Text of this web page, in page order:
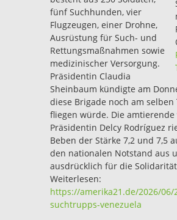
fünf Suchhunden, vier
Flugzeugen, einer Drohne,
Ausrüstung für Such- und
Rettungsmaßnahmen sowie
medizinischer Versorgung.
Präsidentin Claudia
Sheinbaum kündigte am
diese Brigade noch am selben
fliegen würde. Die amtierende
Präsidentin Delcy Rodríguez
Beben der Stärke 7,2 und 7,5
den nationalen Notstand aus
ausdrücklich für die
Weiterlesen:
https://amerika21.de/2026/06/
suchtrupps-venezuela